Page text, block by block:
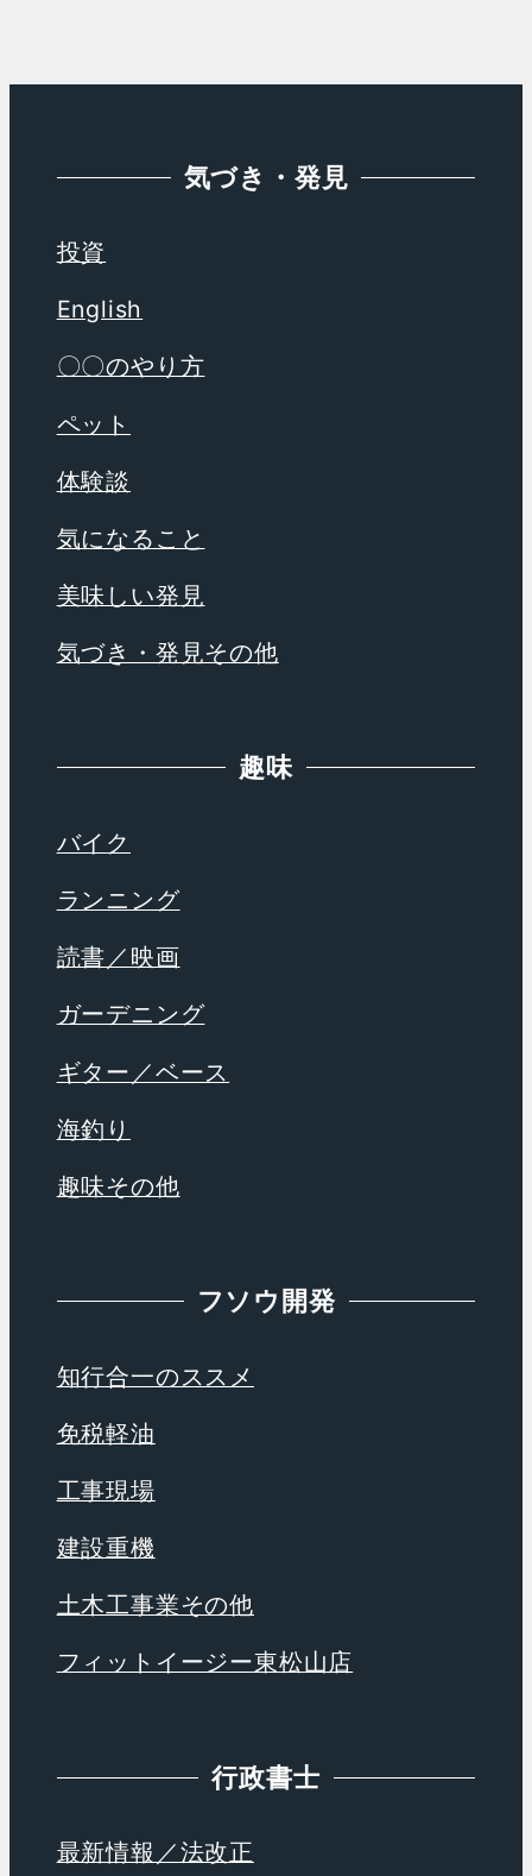
気づき・発見
投資
English
〇〇のやり方
ペット
体験談
気になること
美味しい発見
気づき・発見その他
趣味
バイク
ランニング
読書／映画
ガーデニング
ギター／ベース
海釣り
趣味その他
フソウ開発
知行合一のススメ
免税軽油
工事現場
建設重機
土木工事業その他
フィットイージー東松山店
行政書士
最新情報／法改正